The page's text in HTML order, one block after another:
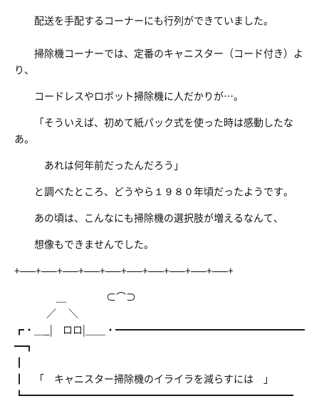
配送を手配するコーナーにも行列ができていました。
掃除機コーナーでは、定番のキャニスター（コード付き）よ
り、
コードレスやロボット掃除機に人だかりが…。
「そういえば、初めて紙パック式を使った時は感動したな
あ。
あれは何年前だったんだろう」
と調べたところ、どうやら１９８０年頃だったようです。
あの頃は、こんなにも掃除機の選択肢が増えるなんて、
想像もできませんでした。
+—–+—–+—–+—–+—–+—–+—–+—–+—–+—–+
＿ ⊂⌒⊃
／ ＼
┏・＿_| ロロ|＿＿・━━━━━━━━━━━━━━━━━━━
━┓
┃ 「 キャニスター掃除機のイライラを減らすには 」
┗━━━━━━━━━━━━━━━━━━━━━━━━━━━